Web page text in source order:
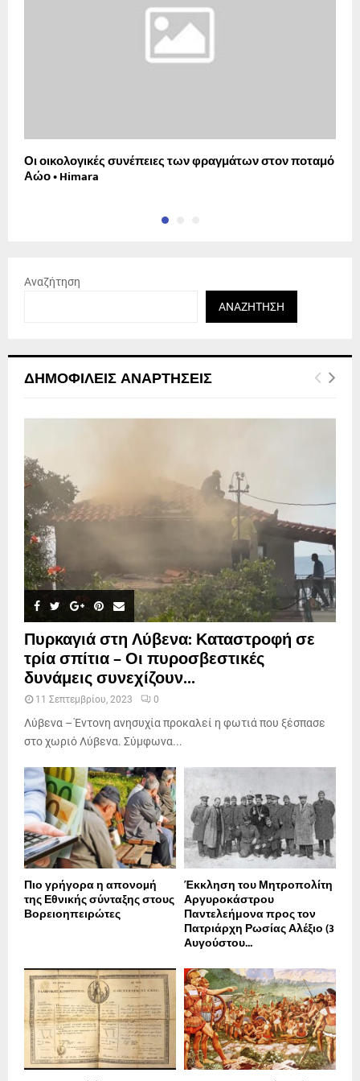
Οι οικολογικές συνέπειες των φραγμάτων στον ποταμό
Αώο • Himara
Αναζήτηση
ΑΝΑΖΉΤΗΣΗ
ΔΗΜΟΦΙΛΕΊΣ ΑΝΑΡΤΉΣΕΙΣ
Πυρκαγιά στη Λύβενα: Καταστροφή σε
τρία σπίτια – Οι πυροσβεστικές
δυνάμεις συνεχίζουν...
11 Σεπτεμβρίου, 2023 0
Λύβενα – Έντονη ανησυχία προκαλεί η φωτιά που ξέσπασε
στο χωριό Λύβενα. Σύμφωνα...
Πιο γρήγορα η απονοµή
της Εθνικής σύνταξης στους
Βορειοηπειρώτες
Έκκληση του Μητροπολίτη
Αργυροκάστρου
Παντελεήμονα προς τον
Πατριάρχη Ρωσίας Αλέξιο (3
Αυγούστου...